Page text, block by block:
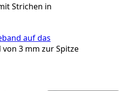
Strichen in
auf das
von 3 mm zur Spitze